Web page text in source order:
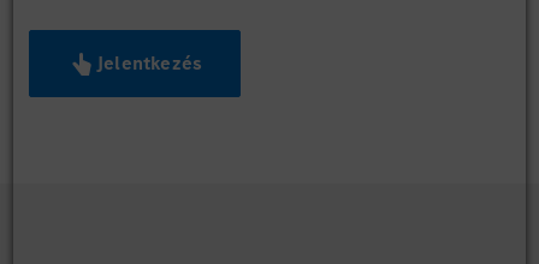
Jelentkezés